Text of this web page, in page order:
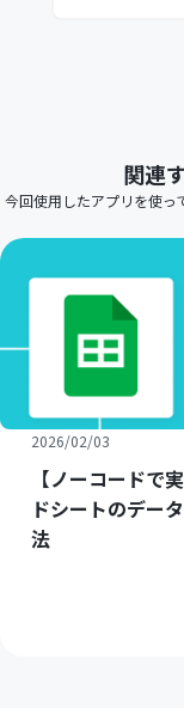
関連
今回使用したアプリを使っ
2026/02/03
【ノーコードで
ドシートのデー
法